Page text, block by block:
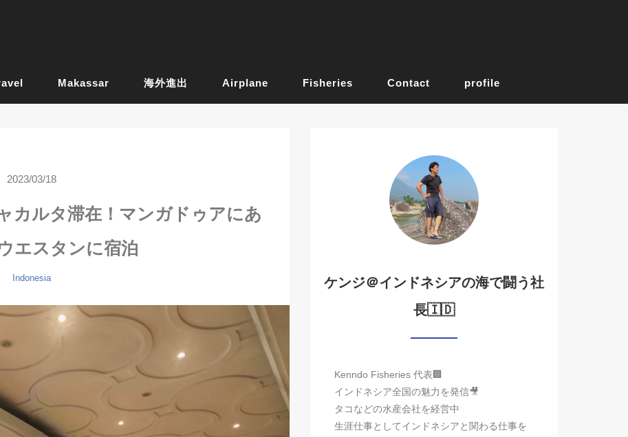
Makassar 海外進出 Airplane Fisheries Contact profile
2023/03/18
カルタ滞在！マンガドゥアにあ
エスタンに宿泊
Indonesia
ケンジ＠インドネシアの海で闘う社
長🇮🇩
Kenndo Fisheries 代表🏢
インドネシア全国の魅力を発信🎥
タコなどの水産会社を経営中
生涯仕事としてインドネシアと関わる仕事を